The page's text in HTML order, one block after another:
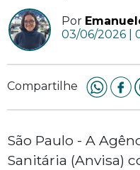
Por
03/06/2026 |
Compartilhe
São Paulo - A
Sanitária (Anvisa)